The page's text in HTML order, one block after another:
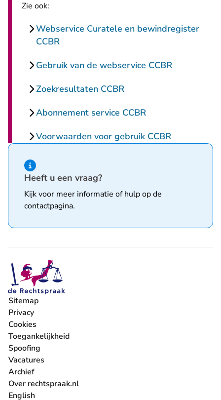
Zie ook:
Webservice Curatele en bewindregister
CCBR
Gebruik van de webservice CCBR
Zoekresultaten CCBR
Abonnement service CCBR
Voorwaarden voor gebruik CCBR
Hint van type informatie
Heeft u een vraag?
Kijk voor meer informatie of hulp op de
contactpagina.
Sitemap
Privacy
Cookies
Toegankelijkheid
Spoofing
Vacatures
- U verlaat Rechtspraak.nl
Archief
Over rechtspraak.nl
English